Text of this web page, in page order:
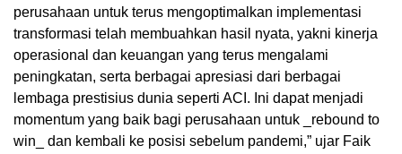
perusahaan untuk terus mengoptimalkan implementasi
transformasi telah membuahkan hasil nyata, yakni kinerja
operasional dan keuangan yang terus mengalami
peningkatan, serta berbagai apresiasi dari berbagai
lembaga prestisius dunia seperti ACI. Ini dapat menjadi
momentum yang baik bagi perusahaan untuk _rebound to
win_ dan kembali ke posisi sebelum pandemi,” ujar Faik